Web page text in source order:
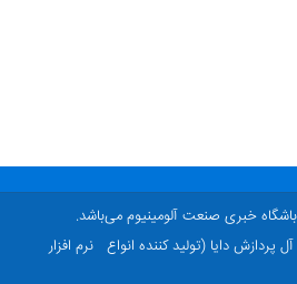
خبری صنعت آلومینیوم می‌باشد.
دایا (تولید کننده انواع نرم افزار